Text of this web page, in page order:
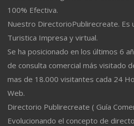
100% Efectiva.
Nuestro DirectorioPublirecreate. Es
Turistica Impresa y virtual.
Se ha posicionado en los últimos 6
de consulta comercial más visitado
mas de 18.000 visitantes cada 24
Web.
Directorio Publirecreate ( Guía
Evolucionando el concepto de